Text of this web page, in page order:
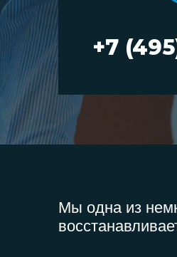
+7
Мы одна из